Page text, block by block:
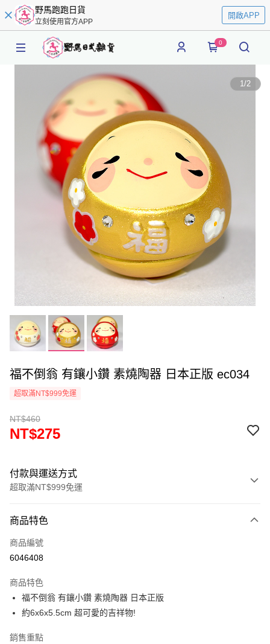
野馬跑跑日貨
立刻使用官方APP
開啟APP
0
1/2
福不倒翁 有鑲小鑽 素燒陶器 日本正版 ec034
超取滿NT$999免運
NT$460
NT$275
付款與運送方式
超取滿NT$999免運
信用卡一次付款
信用卡分期付款
合作金庫商業銀行
華南商業銀行
彰化商業銀行
上海商業儲蓄銀行
臺灣中小企業銀行
超商取貨付款
LINE Pay
Apple Pay
商品特色
商品編號
6046408
商品特色
福不倒翁 有鑲小鑽 素燒陶器 日本正版
約6x6x5.5cm 超可愛的吉祥物!
銷售重點